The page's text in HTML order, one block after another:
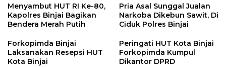
BINJAI
Menyeluruh bagi Pekerja”
Menyambut HUT RI Ke-80,
Kapolres Binjai Bagikan
Bendera Merah Putih
Pria Asal Sunggal Jualan
Narkoba Dikebun Sawit, Di
Ciduk Polres Binjai
Forkopimda Binjai
Laksanakan Resepsi HUT
Kota Binjai
Peringati HUT Kota Binjai
Forkopimda Kumpul
Dikantor DPRD